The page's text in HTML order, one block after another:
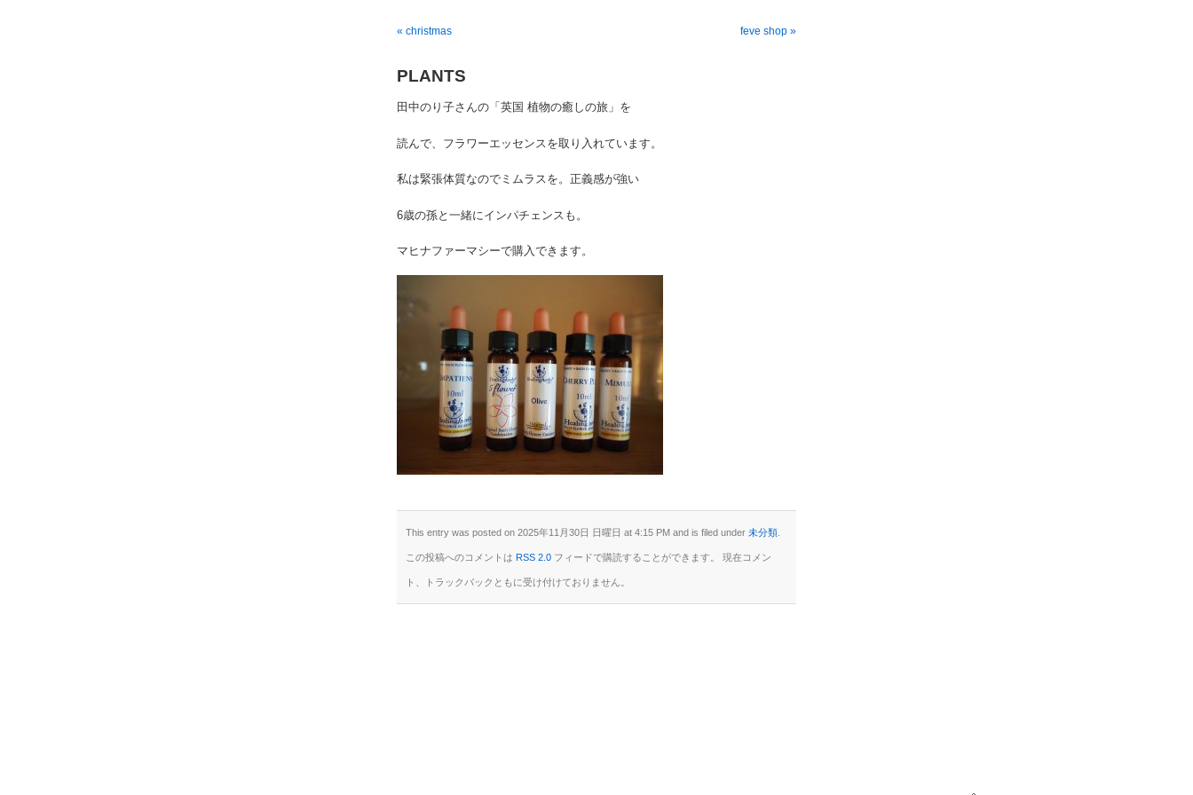
« christmas feve shop »
PLANTS
田中のり子さんの「英国 植物の癒しの旅」を
読んで、フラワーエッセンスを取り入れています。
私は緊張体質なのでミムラスを。正義感が強い
6歳の孫と一緒にインパチェンスも。
マヒナファーマシーで購入できます。
This entry was posted on 2025年11月30日 日曜日 at 4:15 PM and is filed under 未分類.
この投稿へのコメントは RSS 2.0フィードで購読することができます。 現在コメン
ト、トラックバックともに受け付けておりません。